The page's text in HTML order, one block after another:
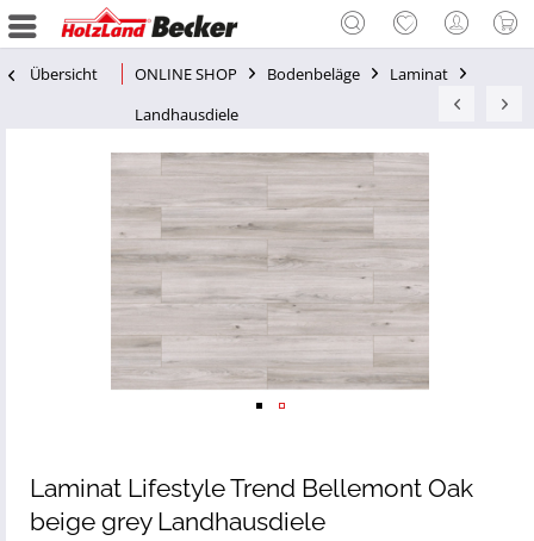
Übersicht ONLINE SHOP Bodenbeläge
Laminat
Landhausdiele
Laminat Lifestyle Trend Bellemont Oak
beige grey Landhausdiele